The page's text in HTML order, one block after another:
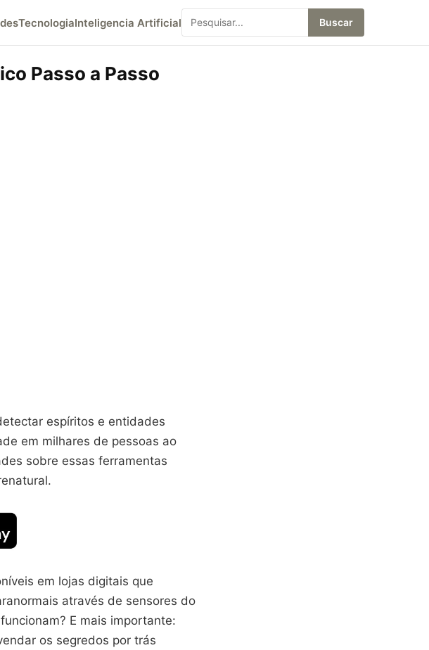
TecnologiaInteligencia Artificial Buscar
Passo a Passo
espíritos e entidades
em milhares de pessoas ao
sobre essas ferramentas
em lojas digitais que
através de sensores do
E mais importante:
os segredos por trás